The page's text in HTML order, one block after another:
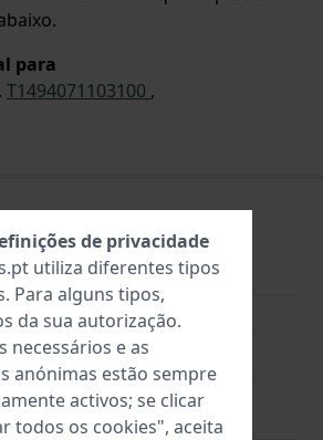
para
, T1494071103100 ,
Aço inoxidável
Bracelete de elos
(da
20 mm
de privacidade
utiliza diferentes tipos
. Para alguns tipos,
da sua autorização.
necessários e as
anónimas estão sempre
activos; se clicar
todos os cookies", aceita